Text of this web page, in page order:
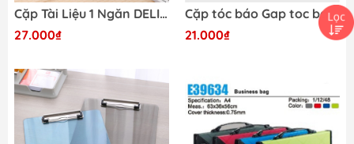
Cặp Tài Liệu 1 Ngăn DELI E5576
27.000₫
Cặp tóc báo Gap toc bao *13,9*
21.000₫